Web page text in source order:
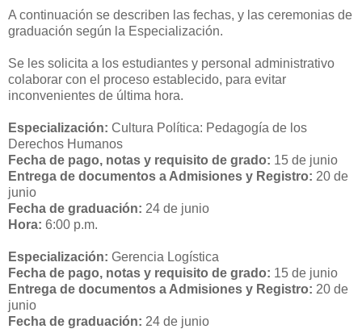
A continuación se describen las fechas, y las ceremonias de
graduación según la Especialización.
Se les solicita a los estudiantes y personal administrativo
colaborar con el proceso establecido, para evitar
inconvenientes de última hora.
Especialización: Cultura Política: Pedagogía de los
Derechos Humanos
Fecha de pago, notas y requisito de grado: 15 de junio
Entrega de documentos a Admisiones y Registro: 20 de
junio
Fecha de graduación: 24 de junio
Hora: 6:00 p.m.
Especialización: Gerencia Logística
Fecha de pago, notas y requisito de grado: 15 de junio
Entrega de documentos a Admisiones y Registro: 20 de
junio
Fecha de graduación: 24 de junio